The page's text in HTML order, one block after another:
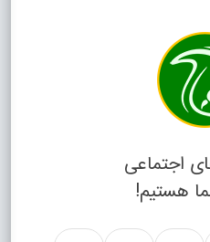
اجتماعی
هستیم!